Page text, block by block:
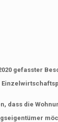
gefasster
dass die